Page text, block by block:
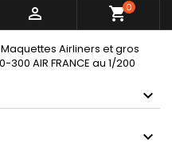
 shopping_cart0
Maquettes Airliners et gros
300 AIR FRANCE au 1/200